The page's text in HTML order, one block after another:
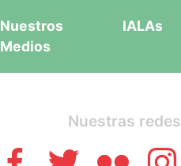
Nuestros
Medios
IALAs
Nuestras redes